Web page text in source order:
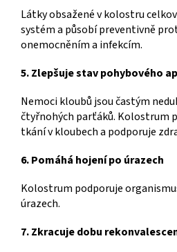
Látky obsažené v kolostru
systém a působí preventivně
onemocněním a infekcím.
5. Zlepšuje stav pohybového
Nemoci kloubů jsou častým
čtyřnohých parťáků. Kolostrum
tkání v kloubech a podporuje
6. Pomáhá hojení po úrazech
Kolostrum podporuje
úrazech.
7. Zkracuje dobu